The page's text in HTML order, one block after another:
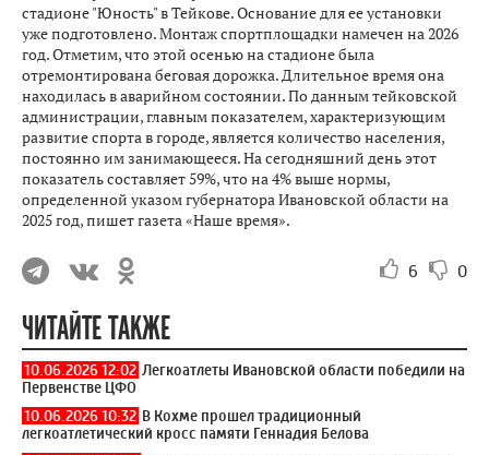
стадионе "Юность" в Тейкове. Основание для ее установки
уже подготовлено. Монтаж спортплощадки намечен на 2026
год. Отметим, что этой осенью на стадионе была
отремонтирована беговая дорожка. Длительное время она
находилась в аварийном состоянии. По данным тейковской
администрации, главным показателем, характеризующим
развитие спорта в городе, является количество населения,
постоянно им занимающееся. На сегодняшний день этот
показатель составляет 59%, что на 4% выше нормы,
определенной указом губернатора Ивановской области на
2025 год, пишет газета «Наше время».
6 0
ЧИТАЙТЕ ТАКЖЕ
10.06.2026 12:02 Легкоатлеты Ивановской области победили на
Первенстве ЦФО
10.06.2026 10:32 В Кохме прошел традиционный
легкоатлетический кросс памяти Геннадия Белова